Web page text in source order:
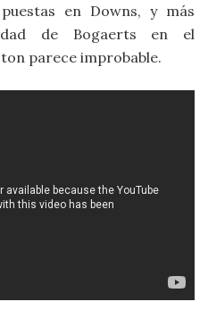
en Downs, y más
de Bogaerts en el
parece improbable.